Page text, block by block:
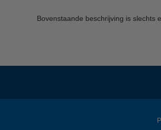
Bovenstaande beschrijving is slechts